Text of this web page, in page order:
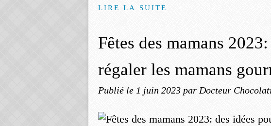
LIRE LA SUITE
Fêtes des mamans
régaler les mamans
Publié le 1 juin 2023 par Docteur